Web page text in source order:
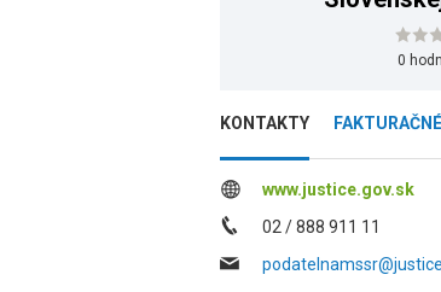
0
KONTAKTY
www.justice.gov.sk
02 / 888 911 11